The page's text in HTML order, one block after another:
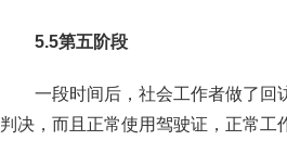
5.5第五阶段
一段时间后，社会工作者做了回
判决，而且正常使用驾驶证，正常